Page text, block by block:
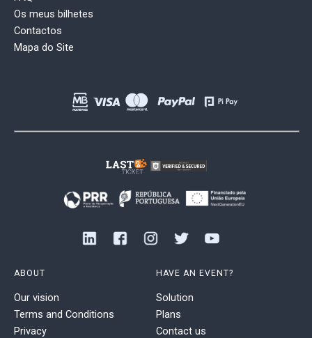
Os meus bilhetes
Contactos
Mapa do Site
ABOUT
Our vision
Terms and Conditions
Privacy
HAVE AN EVENT?
Solution
Plans
Contact us